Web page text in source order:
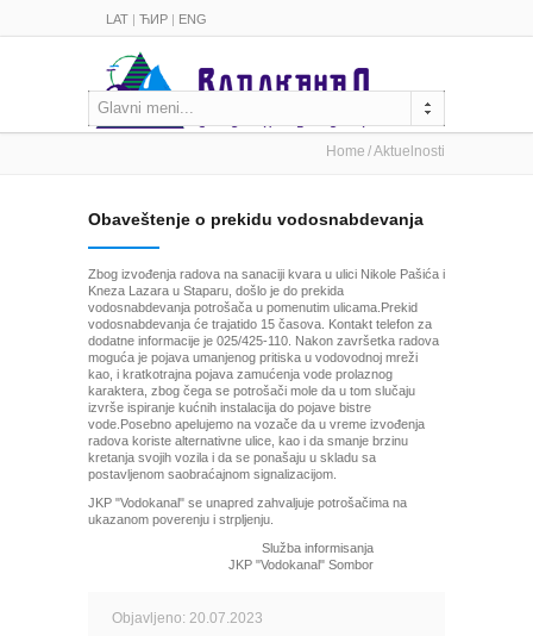
LAT | ЋИР | ENG
Glavni meni...
Home Aktuelnosti
Obaveštenje o prekidu vodosnabdevanja
Zbog izvođenja radova na sanaciji kvara u ulici Nikole Pašića i
Kneza Lazara u Staparu, došlo je do prekida
vodosnabdevanja potrošača u pomenutim ulicama.Prekid
vodosnabdevanja će trajatido 15 časova. Kontakt telefon za
dodatne informacije je 025/425-110. Nakon završetka radova
moguća je pojava umanjenog pritiska u vodovodnoj mreži
kao, i kratkotrajna pojava zamućenja vode prolaznog
karaktera, zbog čega se potrošači mole da u tom slučaju
izvrše ispiranje kućnih instalacija do pojave bistre
vode.Posebno apelujemo na vozače da u vreme izvođenja
radova koriste alternativne ulice, kao i da smanje brzinu
kretanja svojih vozila i da se ponašaju u skladu sa
postavljenom saobraćajnom signalizacijom.
JKP "Vodokanal" se unapred zahvaljuje potrošačima na
ukazanom poverenju i strpljenju.
Služba informisanja
JKP "Vodokanal" Sombor
Objavljeno: 20.07.2023